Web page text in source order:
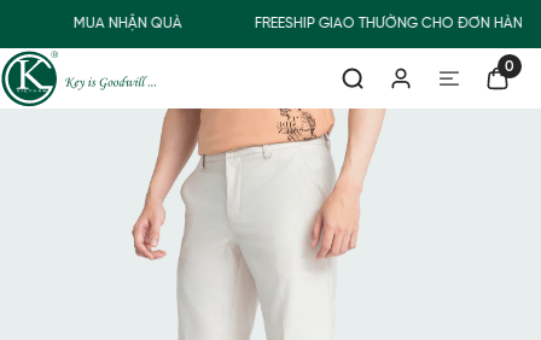
MUA NHẬN QUÀ FREESHIP GIAO THƯỜNG CHO ĐƠN
0